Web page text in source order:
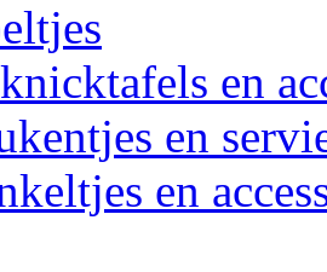
en
en
en